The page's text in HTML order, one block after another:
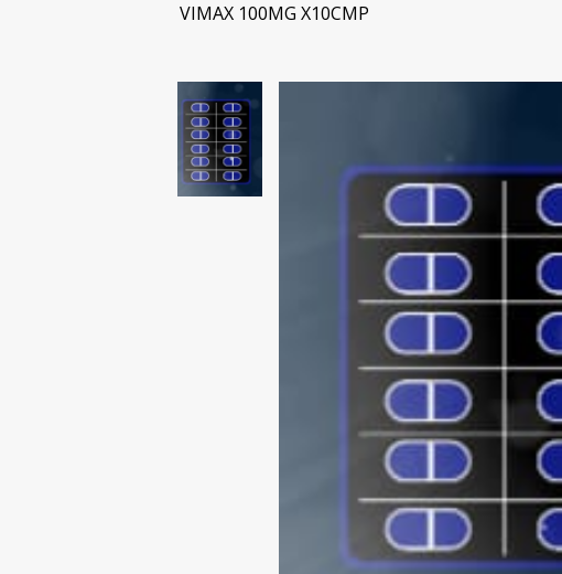
VIMAX 100MG X10CMP